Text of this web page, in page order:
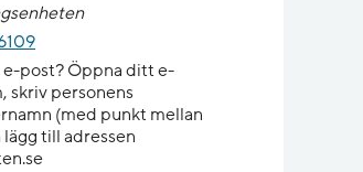
e-post? Öppna ditt e-
skriv personens
(med punkt mellan
till adressen